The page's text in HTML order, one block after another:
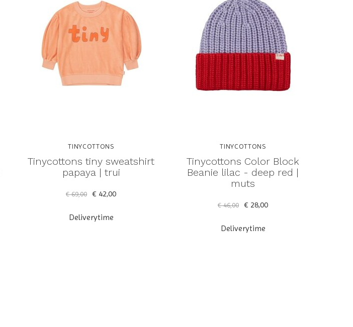
TINYCOTTONS
Tinycottons tiny sweatshirt
papaya | trui
€ 69,00 € 42,00
Deliverytime
TINYCOTTONS
Tinycottons Color Block
Beanie lilac - deep red |
muts
€ 46,00 € 28,00
Deliverytime